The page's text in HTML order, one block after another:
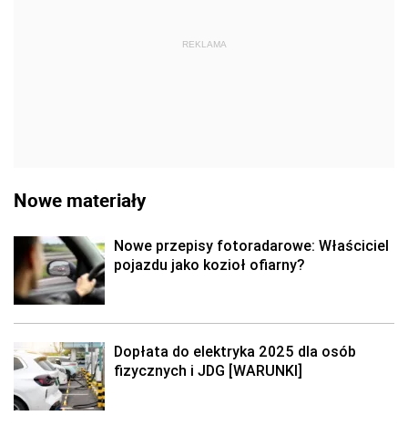
REKLAMA
Nowe materiały
Nowe przepisy fotoradarowe: Właściciel
pojazdu jako kozioł ofiarny?
Dopłata do elektryka 2025 dla osób
fizycznych i JDG [WARUNKI]